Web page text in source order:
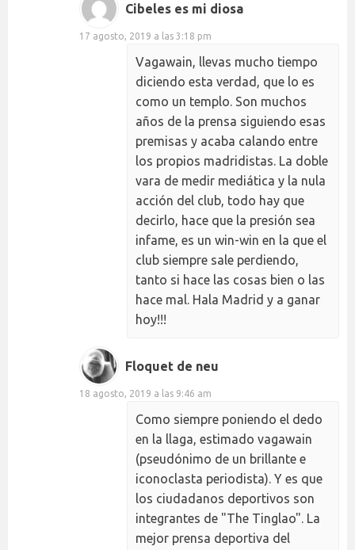
Cibeles es mi diosa
17 agosto, 2019 a las 3:18 pm
Vagawain, llevas mucho tiempo
diciendo esta verdad, que lo es
como un templo. Son muchos
años de la prensa siguiendo esas
premisas y acaba calando entre
los propios madridistas. La doble
vara de medir mediática y la nula
acción del club, todo hay que
decirlo, hace que la presión sea
infame, es un win-win en la que el
club siempre sale perdiendo,
tanto si hace las cosas bien o las
hace mal. Hala Madrid y a ganar
hoy!!!
Floquet de neu
18 agosto, 2019 a las 9:46 am
Como siempre poniendo el dedo
en la llaga, estimado vagawain
(pseudónimo de un brillante e
iconoclasta periodista). Y es que
los ciudadanos deportivos son
integrantes de "The Tinglao". La
mejor prensa deportiva del